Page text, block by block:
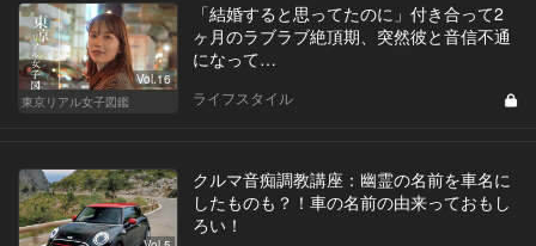
Vol.16
東京リアル女子図鑑
「結婚すると思ってたのに」付き合って2
ヶ月のラブラブ絶頂期、突然彼と音信不通
になって…
ライフスタイル
クルマ音痴調教講座：幽霊の名前を車名に
したものも？！車の名前の由来っておもし
ろい！